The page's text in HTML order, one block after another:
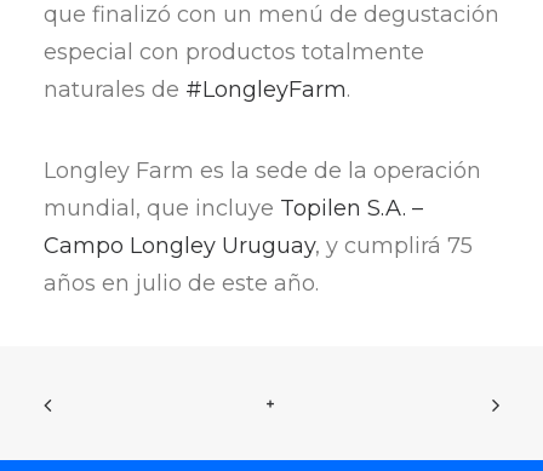
que finalizó con un menú de degustación
especial con productos totalmente
naturales de #LongleyFarm.
Longley Farm es la sede de la operación
mundial, que incluye Topilen S.A. –
Campo Longley Uruguay, y cumplirá 75
años en julio de este año.
+